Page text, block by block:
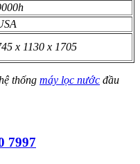
x 1130 x 1705
thống máy lọc nước đầu
7997